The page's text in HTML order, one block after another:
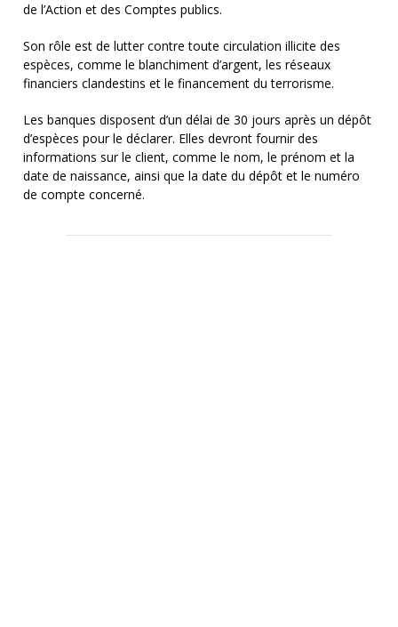
de l’Action et des Comptes publics.
Son rôle est de lutter contre toute circulation illicite des
espèces, comme le blanchiment d’argent, les réseaux
financiers clandestins et le financement du terrorisme.
Les banques disposent d’un délai de 30 jours après un dépôt
d’espèces pour le déclarer. Elles devront fournir des
informations sur le client, comme le nom, le prénom et la
date de naissance, ainsi que la date du dépôt et le numéro
de compte concerné.